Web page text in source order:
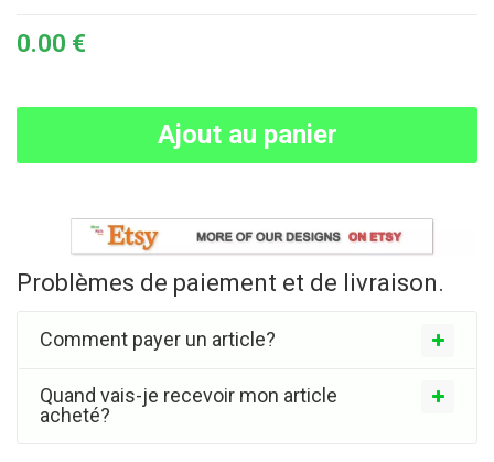
0.00 €
Ajout au panier
Problèmes de paiement et de livraison.
Comment payer un article?
Quand vais-je recevoir mon article
acheté?